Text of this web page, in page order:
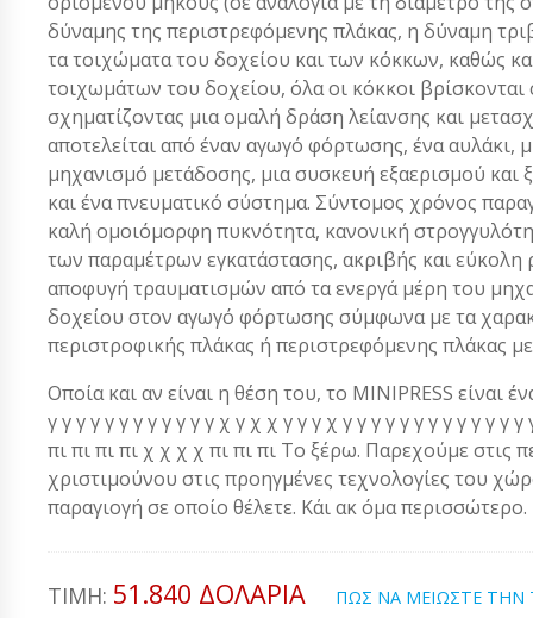
δύναμης της περιστρεφόμενης πλάκας, η δύναμη
τα τοιχώματα του δοχείου και των κόκκων, καθώς
τοιχωμάτων του δοχείου, όλα οι κόκκοι
σχηματίζοντας μια ομαλή δράση λείανσης και
αποτελείται από έναν αγωγό φόρτωσης, ένα
μηχανισμό μετάδοσης, μια συσκευή εξαερισμού
και ένα πνευματικό σύστημα. Σύντομος χρόνος
καλή ομοιόμορφη πυκνότητα, κανονική
των παραμέτρων εγκατάστασης, ακριβής και εύκολη
αποφυγή τραυματισμών από τα ενεργά μέρη του
δοχείου στον αγωγό φόρτωσης σύμφωνα με τα
περιστροφικής πλάκας ή περιστρεφόμενης πλάκας
Οποία και αν είναι η θέση του, το MINIPRESS είναι
γ γ γ γ γ γ γ γ γ γ γ γ χ γ χ χ γ γ γ χ γ γ γ γ γ γ γ γ γ γ
πι πι πι πι χ χ χ χ πι πι πι Το ξέρω. Παρεχούμε στις
χριστιμούνου στις προηγμένες τεχνολογίες του
παραγιογή σε οποίο θέλετε. Κάι ακ όμα περισσώτερο.
ΤΙΜΉ: 51.840 ΔΟΛΆΡΙΑ ΠΩΣ ΝΑ ΜΕΙΩΣΤΕ ΤΗΝ